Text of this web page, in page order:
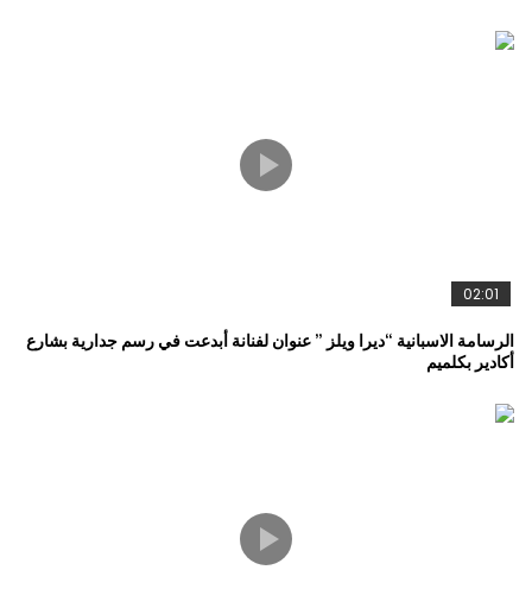
02:01
الرسامة الاسبانية “ديرا ويلز ” عنوان لفنانة أبدعت في رسم جدارية بشارع
أكادير بكلميم